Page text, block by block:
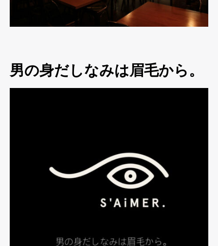
男の身だしなみは眉毛から。